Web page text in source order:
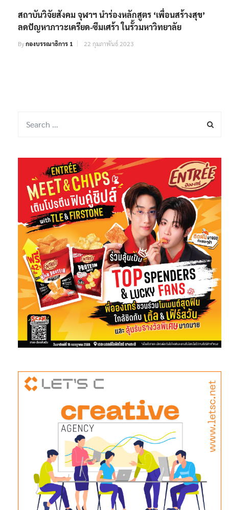
สถาบันวิจัยสังคม จุฬาฯ นำร่องหลักสูตร ‘เพื่อนสร้างสุข’
ลดปัญหาภาวะเครียด-ซึมเศร้า ในรั้วมหาวิทยาลัย
Byกองบรรณาธิการ 1 22 กุมภาพันธ์ 2023